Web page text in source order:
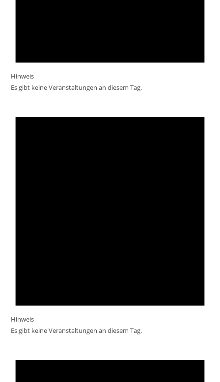
Hinweis
Es gibt keine Veranstaltungen an diesem Tag.
Hinweis
Es gibt keine Veranstaltungen an diesem Tag.